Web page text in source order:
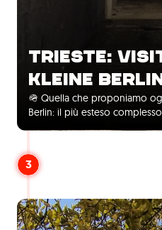
TRIESTE:
KLEINE
🪖 Quella che proponiamo
Berlin: il più esteso
3